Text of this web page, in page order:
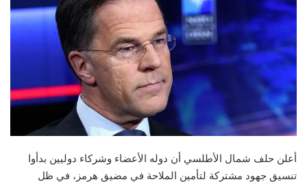
أعلن حلف شمال الأطلسي أن دوله الأعضاء وشركاء دوليين بدأوا
تنسيق جهود مشتركة لتأمين الملاحة في مضيق هرمز، في ظل